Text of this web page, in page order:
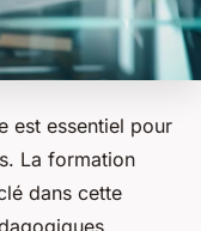
est essentiel pour
La formation
dans cette